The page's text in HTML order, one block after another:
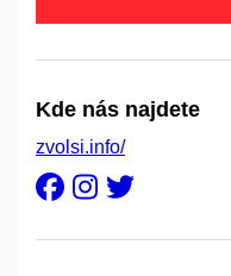
Kde nás najdete
zvolsi.info/